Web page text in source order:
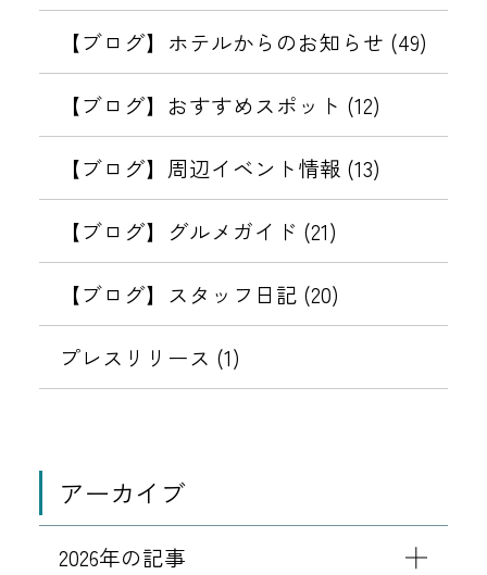
【ブログ】ホテルからのお知らせ (49)
【ブログ】おすすめスポット (12)
【ブログ】周辺イベント情報 (13)
【ブログ】グルメガイド (21)
【ブログ】スタッフ日記 (20)
プレスリリース (1)
アーカイブ
2026年の記事